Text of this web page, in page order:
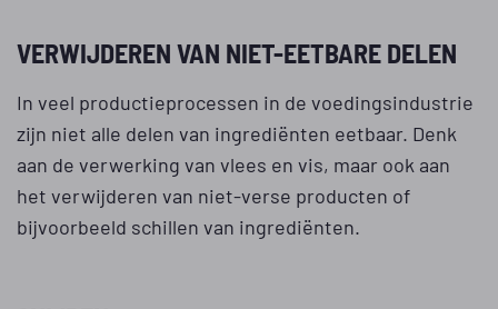
VERWIJDEREN VAN NIET-EETBARE DELEN
In veel productieprocessen in de voedingsindustrie
zijn niet alle delen van ingrediënten eetbaar. Denk
aan de verwerking van vlees en vis, maar ook aan
het verwijderen van niet-verse producten of
bijvoorbeeld schillen van ingrediënten.